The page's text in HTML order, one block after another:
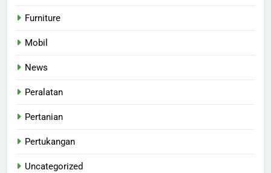
Furniture
Mobil
News
Peralatan
Pertanian
Pertukangan
Uncategorized